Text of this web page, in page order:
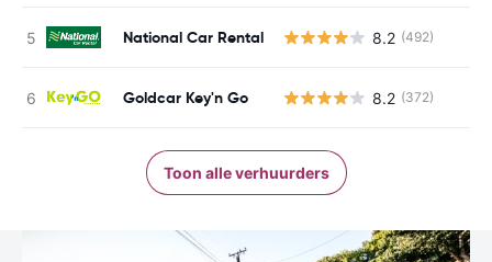
National Car Rental 8.2 (492)
Goldcar Key'n Go 8.2 (372)
Toon alle verhuurders